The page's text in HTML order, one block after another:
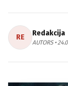
RE Redakcija
AUTORS •